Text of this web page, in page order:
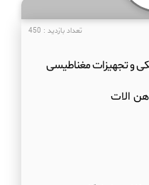
تعداد بازدید : 450
و تجهیزات مغناطیسی
الات